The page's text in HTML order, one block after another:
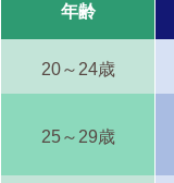
年齢
20～24歳
25～29歳